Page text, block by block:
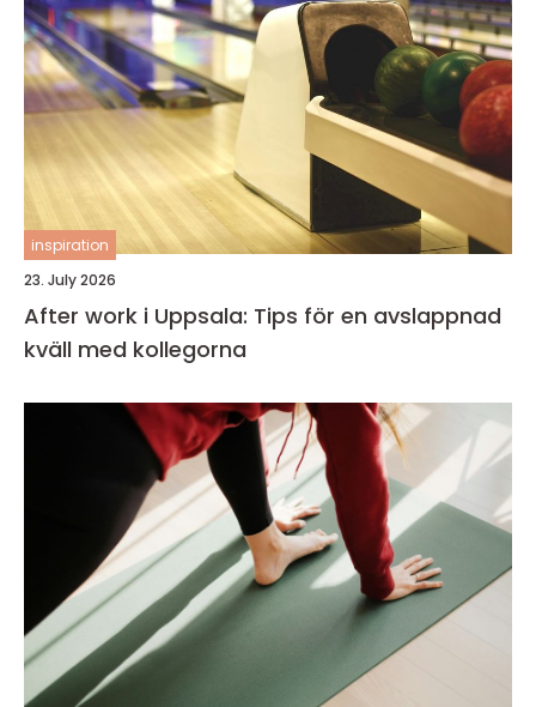
inspiration
23. July 2026
After work i Uppsala: Tips för en avslappnad
kväll med kollegorna